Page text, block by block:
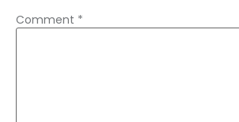
Comment *